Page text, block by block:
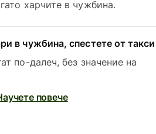
харчите в чужбина.
в чужбина, спестете от такси
по-далеч, без значение на
повече